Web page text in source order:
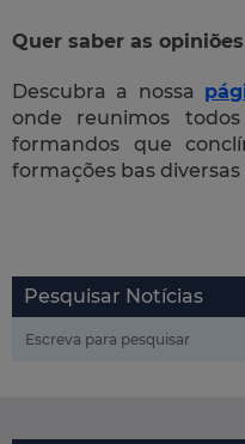
Quer saber as
Descubra a nossa
onde reunimos
formandos que
formações bas
Pesquisar Notícias